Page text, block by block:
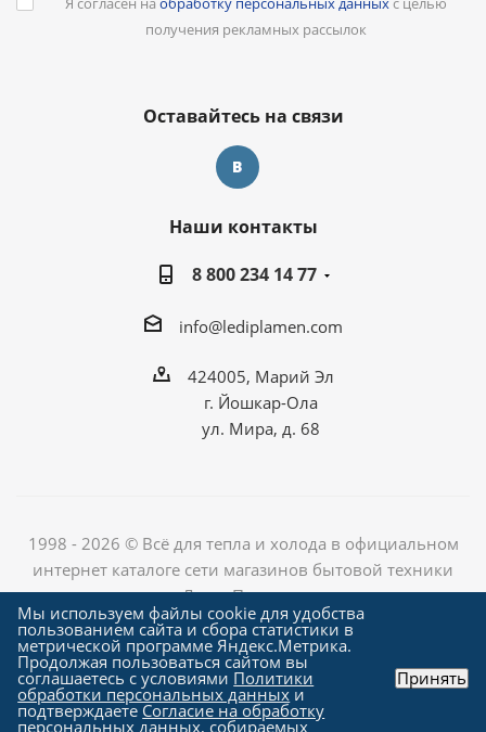
получения рекламных рассылок
Оставайтесь на связи
Наши контакты
8 800 234 14 77
info@lediplamen.com
424005, Марий Эл
г. Йошкар-Ола
ул. Мира, д. 68
1998 - 2026 © Всё для тепла и холода в официальном
интернет каталоге сети магазинов бытовой техники
«Лед и Пламень»
Создание сайта компания
"Алроникс"
Мы используем файлы cookie для удобства
пользованием сайта и сбора статистики в
метрической программе Яндекс.Метрика.
Продолжая пользоваться сайтом вы
соглашаетесь с условиями Политики
обработки персональных данных и
подтверждаете Согласие на обработку
персональных данных, собираемых
Принять